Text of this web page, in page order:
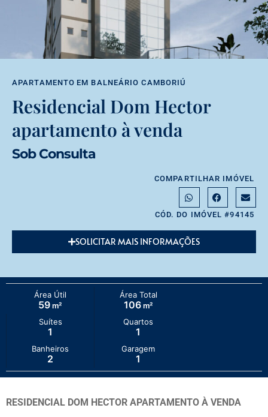
APARTAMENTO EM BALNEÁRIO CAMBORIÚ
Residencial Dom Hector
apartamento à venda
Sob Consulta
COMPARTILHAR IMÓVEL
CÓD. DO IMÓVEL #94145
SOLICITAR MAIS INFORMAÇÕES
Área Útil
59 m²
Área Total
106 m²
Suítes
1
Quartos
1
Banheiros
2
Garagem
1
RESIDENCIAL DOM HECTOR APARTAMENTO À VENDA